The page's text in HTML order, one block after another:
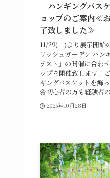
「ハンギングバス
ョップのご案内≪
了致しました≫
11/29(土)より展示開始
リッシュガーデン ハン
テスト」の開催に合わ
ップを開催致します！
ギングバスケットを飾
🌼初心者の方も経験者
2025年10月28日